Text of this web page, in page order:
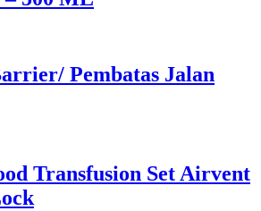
Pembatas Jalan
Transfusion Set Airvent